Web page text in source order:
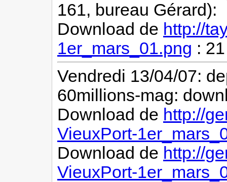
161, bureau Gérard):
Download de http://
1er_mars_01.png :
Vendredi 13/04/07:
60millions-mag:
Download de http://
VieuxPort-
Download de http://
VieuxPort-